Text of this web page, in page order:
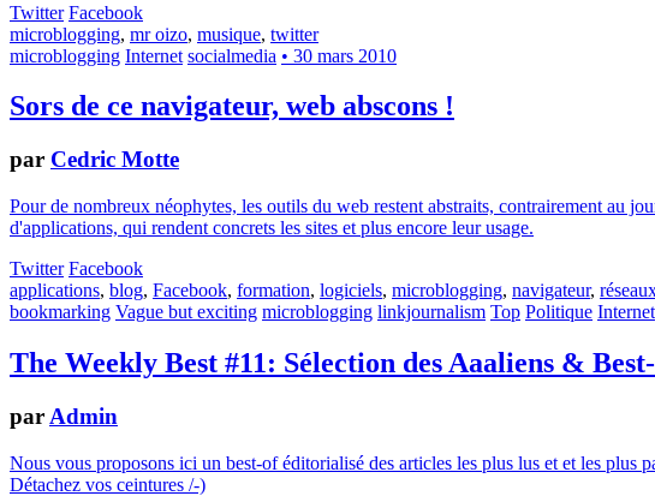
Twitter Facebook
microblogging, mr oizo, musique, twitter
microblogging Internet socialmedia • 30 mars 2010
Sors de ce navigateur, web abscons !
par Cedric Motte
Pour de nombreux néophytes, les outils du web restent abstraits, contrairement au
d'applications, qui rendent concrets les sites et plus encore leur usage.
Twitter Facebook
applications, blog, Facebook, formation, logiciels, microblogging, navigateur,
bookmarking Vague but exciting microblogging linkjournalism Top Politique Internet
The Weekly Best #11: Sélection des Aaaliens &
par Admin
Nous vous proposons ici un best-of éditorialisé des articles les plus lus et et les plus
Détachez vos ceintures /-)